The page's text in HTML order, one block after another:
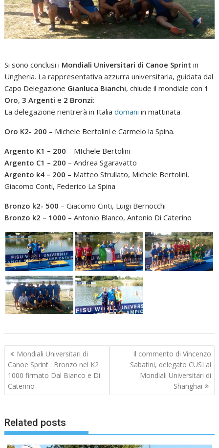
Si sono conclusi i Mondiali Universitari di Canoe Sprint in
Ungheria. La rappresentativa azzurra universitaria, guidata dal
Capo Delegazione Gianluca Bianchi, chiude il mondiale con 1
Oro,3 Argenti e 2 Bronzi:
La delegazione rientrerà in Italiadomani in mattinata.
Oro K2- 200 – Michele Bertolini e Carmelo la Spina.
Argento K1 – 200 – MIchele Bertolini
Argento C1 – 200 – Andrea Sgaravatto
Argento k4 – 200 – Matteo Strullato, Michele Bertolini,
Giacomo Conti, Federico La Spina
Bronzo k2- 500 – Giacomo Cinti, Luigi Bernocchi
Bronzo k2 – 1000 – Antonio Blanco, Antonio Di Caterino
Navigazione
articoli
Mondiali Universitari di
Canoe Sprint : Bronzo nel K2
1000 firmato Dal Bianco e Di
Caterino
Il commento di Vincenzo
Sabatini, delegato CUSI ai
Mondiali Universitari di
Shanghai
Related posts